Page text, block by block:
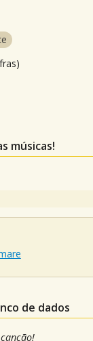
músicas!
de dados